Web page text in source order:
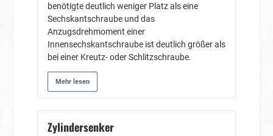
benötigte deutlich weniger Platz als eine
Sechskantschraube und das
Anzugsdrehmoment einer
Innensechskantschraube ist deutlich größer als
bei einer Kreutz- oder Schlitzschraube.
Mehr lesen
Zylindersenker